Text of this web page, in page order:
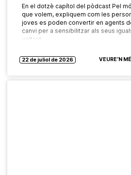
En el dotzè capítol del pòdcast Pel
que volem, expliquem com les
joves es poden convertir en agents
canvi per a sensibilitzar als seus
voltant…
22 de juliol de 2026 VEURE’N